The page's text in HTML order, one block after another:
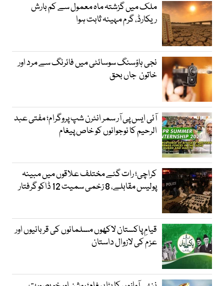
ملک میں گزشتہ ماہ معمول سے کم بارش
ریکارڈ، گرم مہینہ ثابت ہوا
نجی ہاؤسنگ سوسائٹی میں فائرنگ سے مرد اور
خاتون جاں بحق
آئی ایس پی آر سمر انٹرن شپ پروگرام؛ مفتی عبد
الرحیم کا نوجوانوں کو خاص پیغام
کراچی؛ رات گئے مختلف علاقوں میں مبینہ
پولیس مقابلے، 8 زخمی سمیت 12 ڈاکو گرفتار
قیامِ پاکستان لاکھوں مسلمانوں کی قربانیوں اور
عزم کی لازوال داستان